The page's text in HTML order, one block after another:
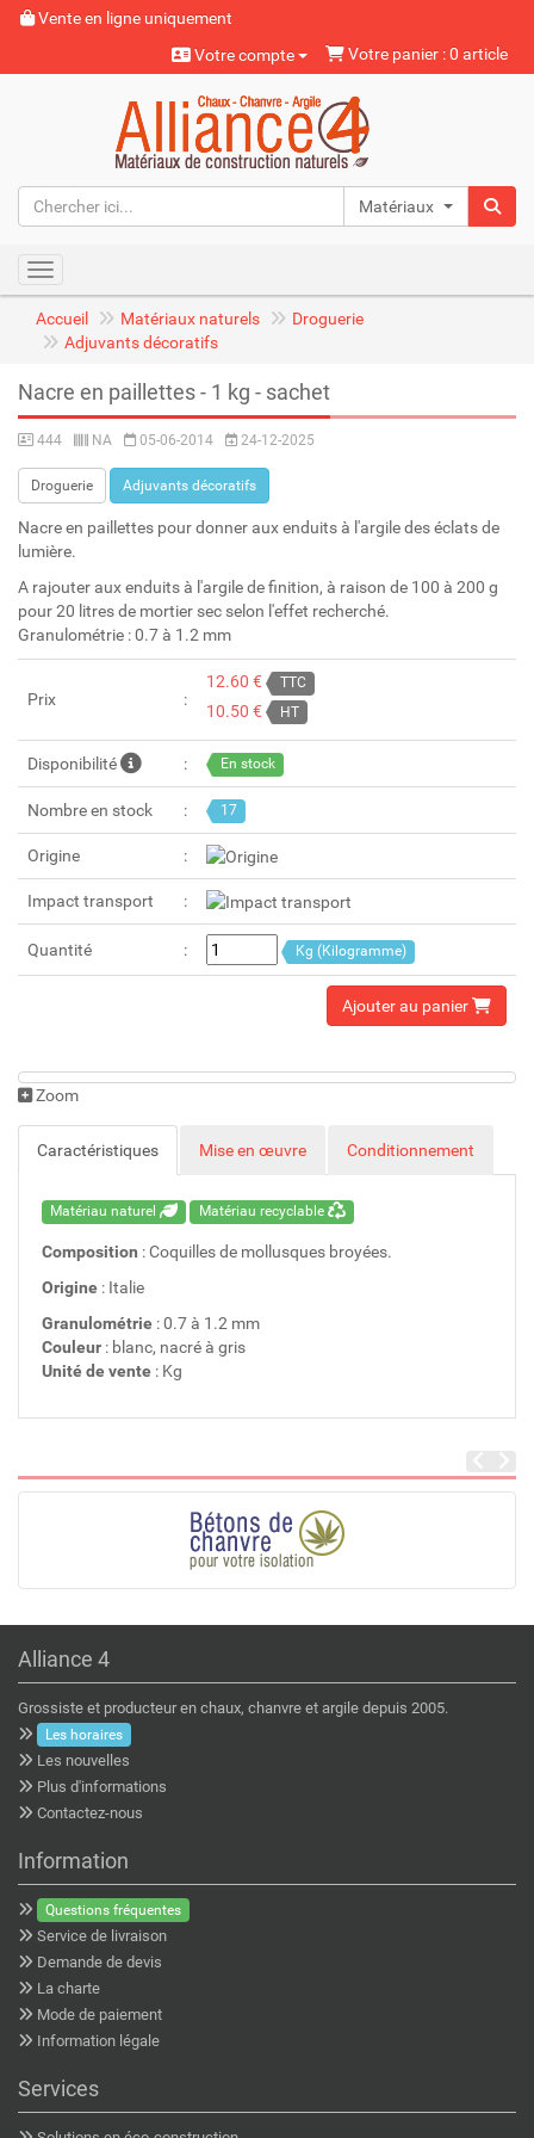
Vente en ligne uniquement
Votre compte
Votre panier : 0 article
Matériaux naturels
Toggle navigation
Accueil Matériaux naturels
Droguerie
Adjuvants décoratifs
Nacre en paillettes - 1 kg - sachet
444 NA 05-06-2014 24-12-2025
Droguerie Adjuvants décoratifs
Nacre en paillettes pour donner aux enduits à l'argile des éclats de
lumière.
A rajouter aux enduits à l'argile de finition, à raison de 100 à 200 g
pour 20 litres de mortier sec selon l'effet recherché.
Granulométrie : 0.7 à 1.2 mm
Prix
12.60 € TTC
10.50 € HT
Disponibilité En stock
Nombre en stock 17
Origine
Impact transport
Quantité Kg (Kilogramme)
Ajouter au panier
Zoom
Caractéristiques Mise en œuvre Conditionnement
Matériau naturel Matériau recyclable
Composition : Coquilles de mollusques broyées.
Origine : Italie
Granulométrie : 0.7 à 1.2 mm
Couleur : blanc, nacré à gris
Unité de vente : Kg
Alliance 4
Grossiste et producteur en chaux, chanvre et argile depuis 2005.
Les horaires
Les nouvelles
Plus d'informations
Contactez-nous
Information
Questions fréquentes
Service de livraison
Demande de devis
La charte
Mode de paiement
Information légale
Services